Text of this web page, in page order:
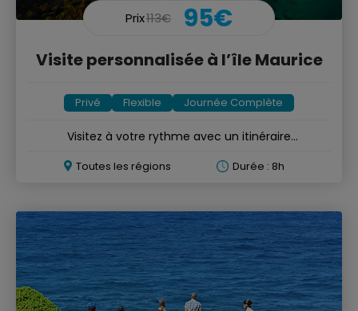
Prix113€ 95€
Visite personnalisée à l’île Maurice
Privé Flexible Journée Complète
Visitez à votre rythme avec un itinéraire
Toutes les régions Durée : 8h